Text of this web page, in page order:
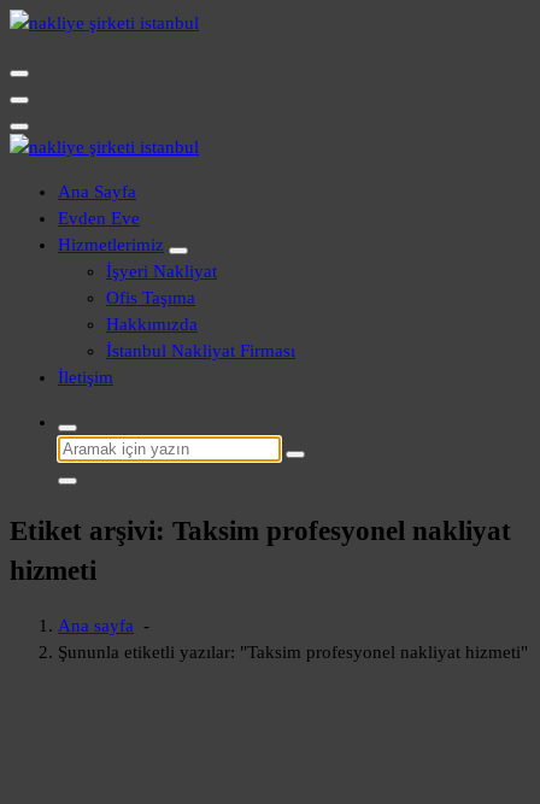
İçeriğe
Evden Eve - İşyeri Ofis Nakliye İstanbul
Evden Eve - İşyeri Ofis Nakliye İstanbul
Ana Sayfa
Evden Eve
Hizmetlerimiz
İşyeri Nakliyat
Ofis Taşıma
Hakkımızda
İstanbul Nakliyat Firması
İletişim
Şunu
ara:
Etiket arşivi: Taksim profesyonel nakliyat
hizmeti
Ana sayfa -
Şununla etiketli yazılar: "Taksim profesyonel nakliyat hizmeti"